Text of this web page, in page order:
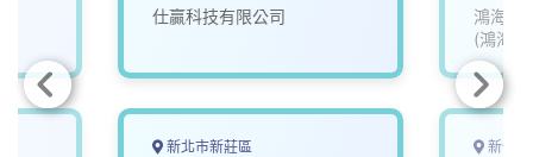
仕贏科技有限公司
新北市新莊區
鴻海精
(鴻海)
新竹